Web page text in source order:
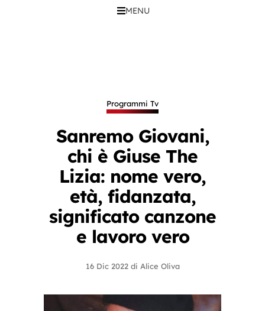
MENU
Programmi Tv
Sanremo Giovani,
chi è Giuse The
Lizia: nome vero,
età, fidanzata,
significato canzone
e lavoro vero
16 Dic 2022 di Alice Oliva